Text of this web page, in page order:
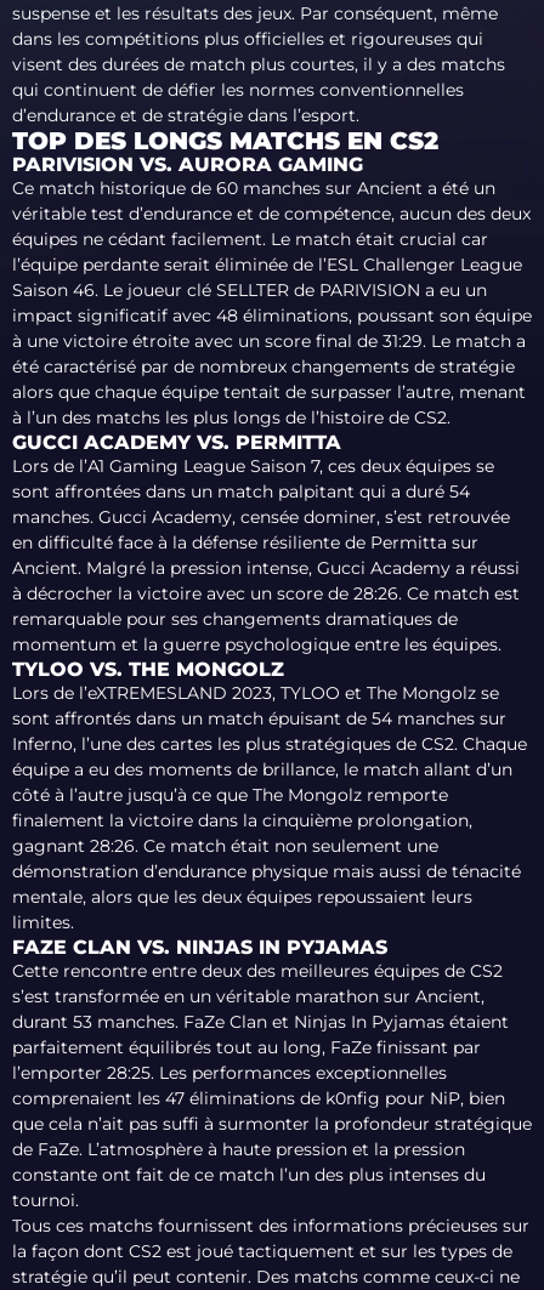
suspense et les résultats des jeux. Par conséquent, même
dans les compétitions plus officielles et rigoureuses qui
visent des durées de match plus courtes, il y a des matchs
qui continuent de défier les normes conventionnelles
d’endurance et de stratégie dans l’esport.
TOP DES LONGS MATCHS EN CS2
PARIVISION VS. AURORA GAMING
Ce match historique de 60 manches sur Ancient a été un
véritable test d’endurance et de compétence, aucun des deux
équipes ne cédant facilement. Le match était crucial car
l’équipe perdante serait éliminée de l’ESL Challenger League
Saison 46. Le joueur clé SELLTER de PARIVISION a eu un
impact significatif avec 48 éliminations, poussant son équipe
à une victoire étroite avec un score final de 31:29. Le match a
été caractérisé par de nombreux changements de stratégie
alors que chaque équipe tentait de surpasser l’autre, menant
à l’un des matchs les plus longs de l’histoire de CS2.
GUCCI ACADEMY VS. PERMITTA
Lors de l’A1 Gaming League Saison 7, ces deux équipes se
sont affrontées dans un match palpitant qui a duré 54
manches. Gucci Academy, censée dominer, s’est retrouvée
en difficulté face à la défense résiliente de Permitta sur
Ancient. Malgré la pression intense, Gucci Academy a réussi
à décrocher la victoire avec un score de 28:26. Ce match est
remarquable pour ses changements dramatiques de
momentum et la guerre psychologique entre les équipes.
TYLOO VS. THE MONGOLZ
Lors de l’eXTREMESLAND 2023, TYLOO et The Mongolz se
sont affrontés dans un match épuisant de 54 manches sur
Inferno, l’une des cartes les plus stratégiques de CS2. Chaque
équipe a eu des moments de brillance, le match allant d’un
côté à l’autre jusqu’à ce que The Mongolz remporte
finalement la victoire dans la cinquième prolongation,
gagnant 28:26. Ce match était non seulement une
démonstration d’endurance physique mais aussi de ténacité
mentale, alors que les deux équipes repoussaient leurs
limites.
FAZE CLAN VS. NINJAS IN PYJAMAS
Cette rencontre entre deux des meilleures équipes de CS2
s’est transformée en un véritable marathon sur Ancient,
durant 53 manches. FaZe Clan et Ninjas In Pyjamas étaient
parfaitement équilibrés tout au long, FaZe finissant par
l’emporter 28:25. Les performances exceptionnelles
comprenaient les 47 éliminations de k0nfig pour NiP, bien
que cela n’ait pas suffi à surmonter la profondeur stratégique
de FaZe. L’atmosphère à haute pression et la pression
constante ont fait de ce match l’un des plus intenses du
tournoi.
Tous ces matchs fournissent des informations précieuses sur
la façon dont CS2 est joué tactiquement et sur les types de
stratégie qu’il peut contenir. Des matchs comme ceux-ci ne